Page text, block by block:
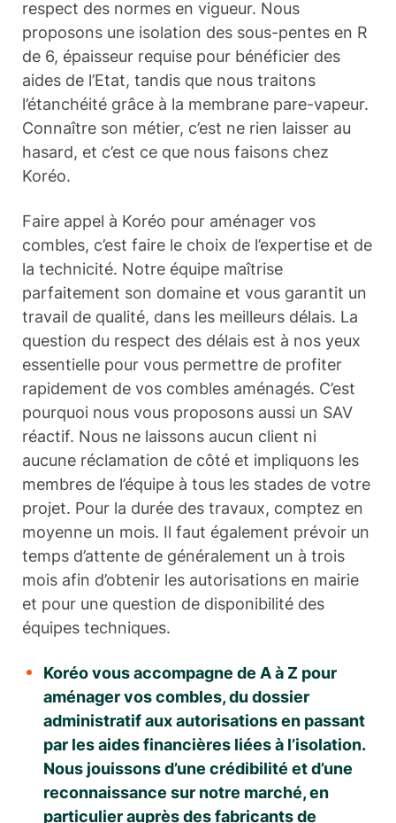
respect des normes en vigueur. Nous
proposons une isolation des sous-pentes en R
de 6, épaisseur requise pour bénéficier des
aides de l’Etat, tandis que nous traitons
l’étanchéité grâce à la membrane pare-vapeur.
Connaître son métier, c’est ne rien laisser au
hasard, et c’est ce que nous faisons chez
Koréo.
Faire appel à Koréo pour aménager vos
combles, c’est faire le choix de l’expertise et de
la technicité. Notre équipe maîtrise
parfaitement son domaine et vous garantit un
travail de qualité, dans les meilleurs délais. La
question du respect des délais est à nos yeux
essentielle pour vous permettre de profiter
rapidement de vos combles aménagés. C’est
pourquoi nous vous proposons aussi un SAV
réactif. Nous ne laissons aucun client ni
aucune réclamation de côté et impliquons les
membres de l’équipe à tous les stades de votre
projet. Pour la durée des travaux, comptez en
moyenne un mois. Il faut également prévoir un
temps d’attente de généralement un à trois
mois afin d’obtenir les autorisations en mairie
et pour une question de disponibilité des
équipes techniques.
Koréo vous accompagne de A à Z pour
aménager vos combles, du dossier
administratif aux autorisations en passant
par les aides financières liées à l’isolation.
Nous jouissons d’une crédibilité et d’une
reconnaissance sur notre marché, en
particulier auprès des fabricants de